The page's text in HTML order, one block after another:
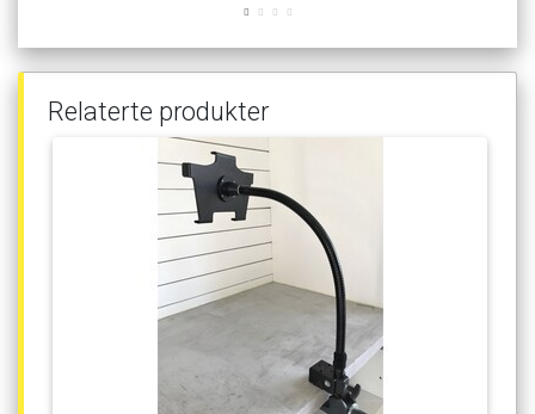
Relaterte produkter